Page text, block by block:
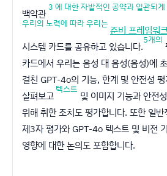
백악관
3 에 대한 자발적인 공약과 일관되
우리의 노력에 따라 우리는
준비 프레임워
시스템 카드를 공유하고 있습니다.(새
5개의
카드에서 우리는 음성 대 음성(음성)에
걸친 GPT-4o의 기능, 한계 및 안전성
살펴보고
텍스트
및 이미지 기능과 안전
위해 취한 조치도 평가합니다. 또한 일
제3자 평가와 GPT-4o 텍스트 및 비전
영향에 대한 논의도 포함합니다.